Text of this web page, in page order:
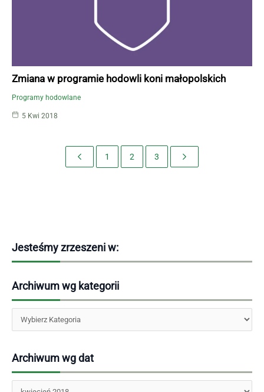
Programy hodowlane
Zmiana w programie hodowli koni małopolskich
5 Kwi 2018
1 2 3
Jesteśmy zrzeszeni w:
Archiwum wg kategorii
Kategorie
Archiwum wg dat
Archiwa